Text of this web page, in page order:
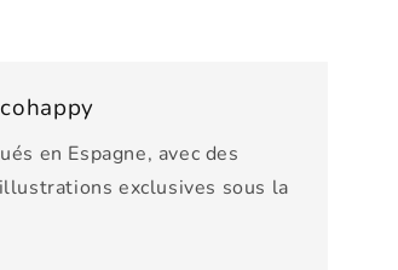
en Espagne, avec des
exclusives sous la